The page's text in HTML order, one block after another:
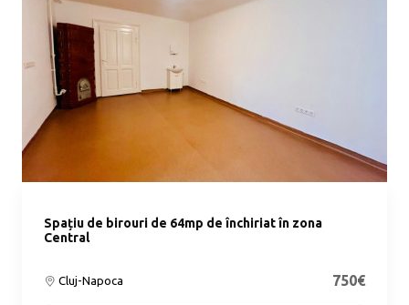
Spațiu de birouri de 64mp de închiriat în zona
Central
Cluj-Napoca 750€